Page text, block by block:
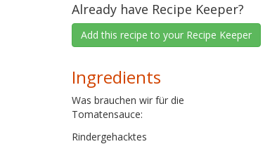
Already have Recipe Keeper?
Add this recipe to your Recipe Keeper
Ingredients
Was brauchen wir für die
Tomatensauce:
Rindergehacktes